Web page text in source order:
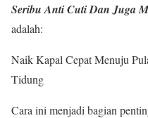
Seribu Anti Cuti Dan Juga
adalah:
Naik Kapal Cepat Menuju
Tidung
Cara ini menjadi bagian